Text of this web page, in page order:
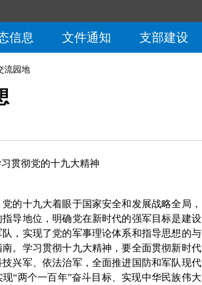
信息 文件通知 支部建设
流园地
贯彻党的十九大精神
的十九大着眼于国家安全和发展战略全局，
导地位，明确党在新时代的强军目标是建设
，实现了党的军事理论体系和指导思想的与
。学习贯彻十九大精神，要全面贯彻新时代
兴军、依法治军，全面推进国防和军队现代
“两个一百年”奋斗目标、实现中华民族伟大